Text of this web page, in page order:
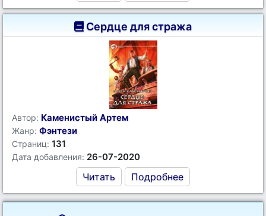
Сердце для стража
Автор: Каменистый Артем
Жанр: Фэнтези
Страниц: 131
Дата добавления: 26-07-2020
Читать Подробнее